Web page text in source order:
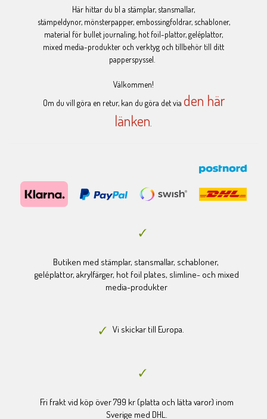
Här hittar du bl a stämplar, stansmallar,
stämpeldynor, mönsterpapper, embossingfoldrar, schabloner,
material för bullet journaling, hot foil-plattor, geléplattor,
mixed media-produkter och verktyg och tillbehör till ditt
papperspyssel.
Välkommen!
Om du vill göra en retur, kan du göra det via den här
länken.
Butiken med stämplar, stansmallar, schabloner,
geléplattor, akrylfärger, hot foil plates, slimline- och mixed
media-produkter
Vi skickar till Europa.
Fri frakt vid köp över 799 kr (platta och lätta varor) inom
Sverige med DHL.